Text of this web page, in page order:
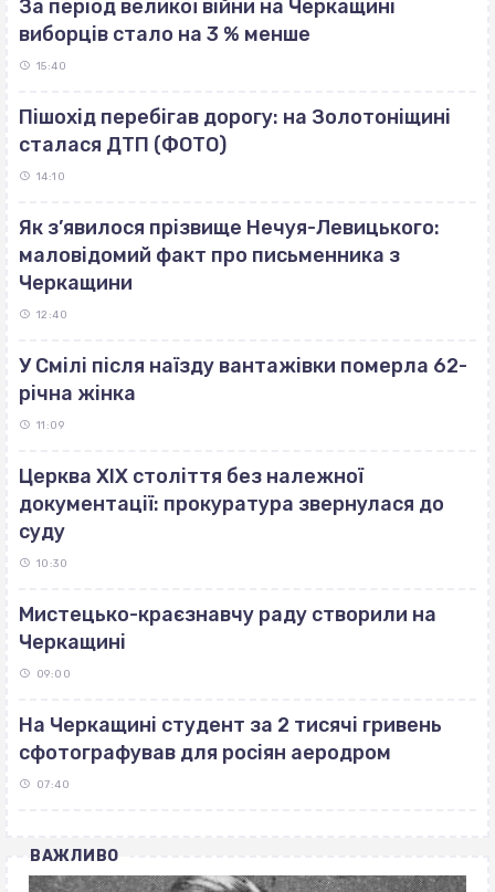
За період великої війни на Черкащині
виборців стало на 3 % менше
15:40
Пішохід перебігав дорогу: на Золотоніщині
сталася ДТП (ФОТО)
14:10
Як з’явилося прізвище Нечуя-Левицького:
маловідомий факт про письменника з
Черкащини
12:40
У Смілі після наїзду вантажівки померла 62-
річна жінка
11:09
Церква ХІХ століття без належної
документації: прокуратура звернулася до
суду
10:30
Мистецько-краєзнавчу раду створили на
Черкащині
09:00
На Черкащині студент за 2 тисячі гривень
сфотографував для росіян аеродром
07:40
ВАЖЛИВО